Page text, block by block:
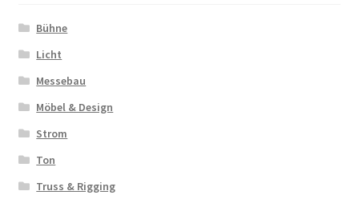
Bühne
Licht
Messebau
Möbel & Design
Strom
Ton
Truss & Rigging